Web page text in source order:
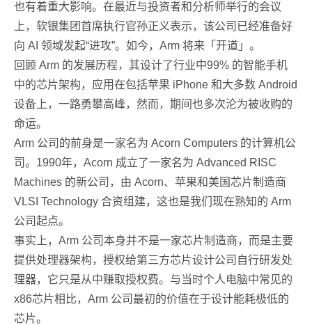
也有着重大影响。在最近与投资者和分析师举行的会议
上，软银集团首席执行官孙正义表示，该公司已经准备好
向 AI 领域发起“进攻”。如今，Arm 将来「开道」。
回顾 Arm 的发展历程，其设计了行业中99% 的智能手机
中的芯片架构，应用在包括苹果 iPhone 和大多数 Android
设备上，一路勇攀高峰，然而，期间也多次沦为被收购的
命运。
Arm 公司的前身是一家名为 Acorn Computers 的计算机公
司。1990年，Acorn 成立了一家名为 Advanced RISC
Machines 的新公司，由 Acorn、苹果和美国芯片制造商
VLSI Technology 合资组建，这也是我们现在熟知的 Arm
公司起点。
事实上，Arm 公司本身并不是一家芯片制造商，而是主要
提供处理器架构，授权给第三方芯片设计公司自行研发处
理器，它只是从中赚取授权费。与当时个人电脑中常见的
x86芯片相比，Arm 公司最初的价值在于设计能耗极低的
芯片。